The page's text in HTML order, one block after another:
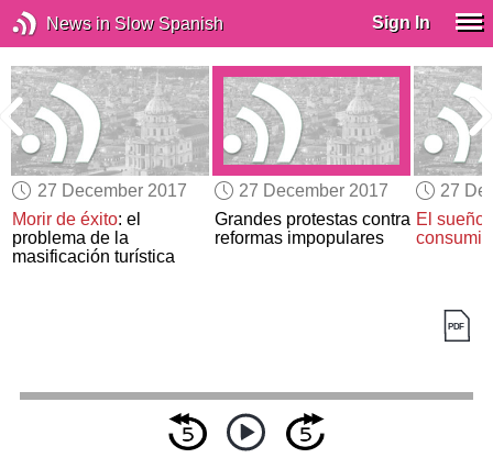
News in Slow Spanish Sign In
27 December 2017
Morir de éxito: el
problema de la
masificación turística
27 December 2017
Grandes protestas contra
reformas impopulares
27
El sueño